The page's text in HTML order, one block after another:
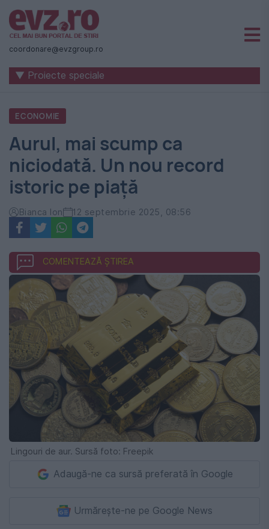
Știri
naționale
internaționale
România
-
Evenimentul
Zilei
coordonare@evzgroup.ro
▼ Proiecte speciale
ECONOMIE
Aurul, mai scump ca
niciodată. Un nou record
istoric pe piață
Bianca Ion 12 septembrie 2025, 08:56
COMENTEAZĂ ȘTIREA
Lingouri de aur. Sursă foto: Freepik
Adaugă-ne ca sursă preferată în Google
Urmărește-ne pe Google News